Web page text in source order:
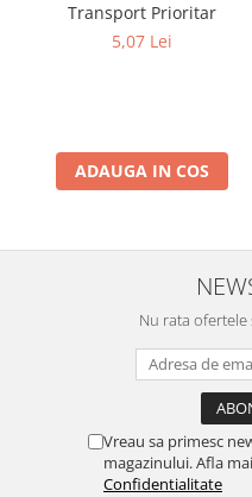
Transport Prioritar
5,07 Lei
ADAUGA IN COS
Nu rata
Vreau sa primesc
magazinului. Afla
Confidentialitate